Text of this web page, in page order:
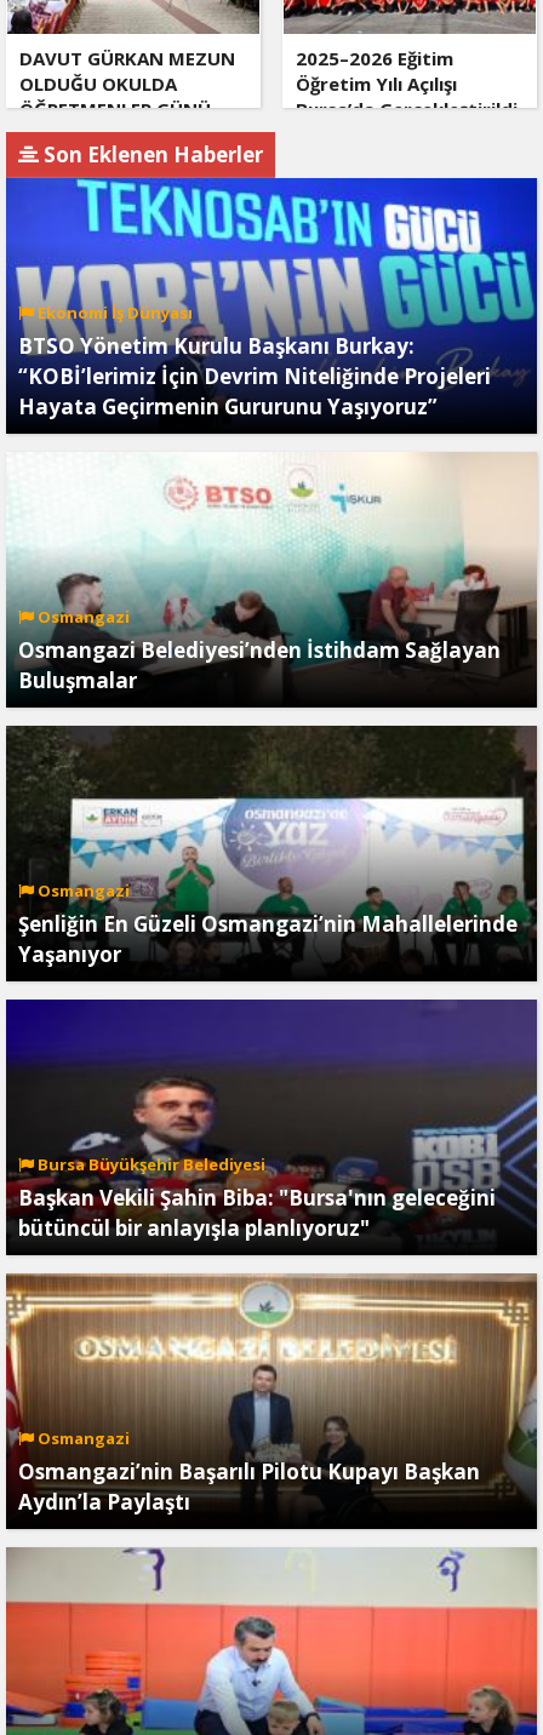
DAVUT GÜRKAN MEZUN
OLDUĞU OKULDA
ÖĞRETMENLER GÜNÜ
PROGRAMINA KATILDI
2025–2026 Eğitim
Öğretim Yılı Açılışı
Bursa’da Gerçekleştirildi
Son Eklenen Haberler
Ekonomi İş Dünyası
BTSO Yönetim Kurulu Başkanı Burkay:
“KOBİ’lerimiz İçin Devrim Niteliğinde Projeleri
Hayata Geçirmenin Gururunu Yaşıyoruz”
Osmangazi
Osmangazi Belediyesi’nden İstihdam Sağlayan
Buluşmalar
Osmangazi
Şenliğin En Güzeli Osmangazi’nin Mahallelerinde
Yaşanıyor
Bursa Büyükşehir Belediyesi
Başkan Vekili Şahin Biba: "Bursa'nın geleceğini
bütüncül bir anlayışla planlıyoruz"
Osmangazi
Osmangazi’nin Başarılı Pilotu Kupayı Başkan
Aydın’la Paylaştı